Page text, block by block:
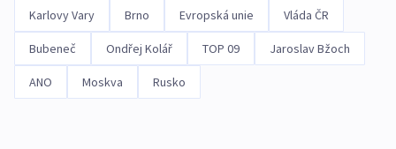
Karlovy Vary Brno Evropská unie Vláda ČR
Bubeneč Ondřej Kolář TOP 09 Jaroslav Bžoch
ANO Moskva Rusko